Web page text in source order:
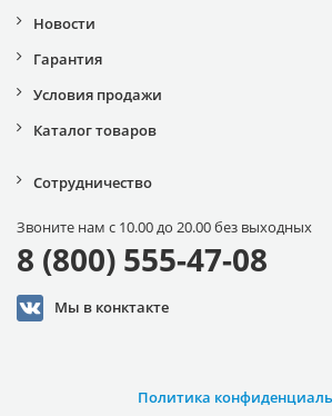
Новости
Гарантия
Условия продажи
Каталог товаров
Сотрудничество
Звоните нам с 10.00 до 20.00 без выходных
8 (800) 555-47-08
Мы в конктакте
Политика